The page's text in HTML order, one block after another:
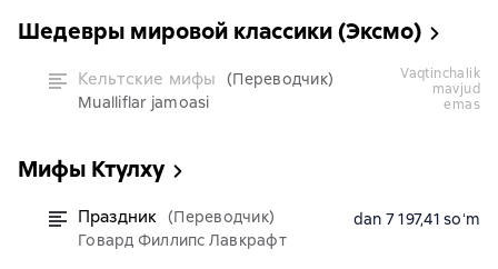
Шедевры мировой классики (Эксмо)
Кельтские мифы
(Переводчик)
Mualliflar jamoasi
vaqtinchalik
mavjud
emas
Мифы Ктулху
Праздник (Переводчик)
Говард Филлипс Лавкрафт
dan 7 197,41 soʻm